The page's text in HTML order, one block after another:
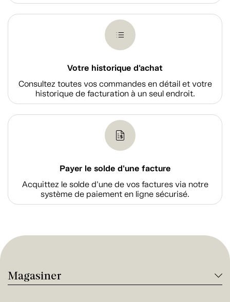
Votre historique d'achat
Consultez toutes vos commandes en détail et votre
historique de facturation à un seul endroit.
Payer le solde d'une facture
Acquittez le solde d’une de vos factures via notre
système de paiement en ligne sécurisé.
Magasiner